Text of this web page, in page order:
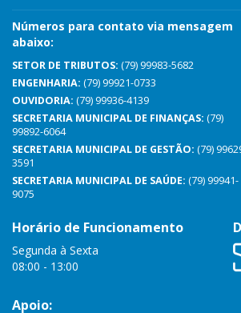
Números para contato via mensagem
abaixo:
SETOR DE TRIBUTOS: (79) 99983-5682
ENGENHARIA: (79) 99921-0733
OUVIDORIA: (79) 99936-4139
SECRETARIA MUNICIPAL DE FINANÇAS: (79)
99892-6064
SECRETARIA MUNICIPAL DE GESTÃO: (79)
3591
SECRETARIA MUNICIPAL DE SAÚDE: (79) 99941-
9075
Horário de Funcionamento
Segunda à Sexta
08:00 - 13:00
Apoio: